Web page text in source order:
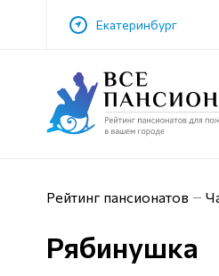
Екатеринбург
Рейтинг пансионатов
Рябинушка